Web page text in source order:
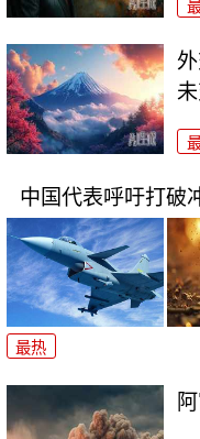
中国代表呼吁打破
最热